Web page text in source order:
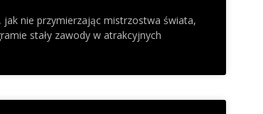
jak nie przymierzając mistrzostwa świata,
stały zawody w atrakcyjnych